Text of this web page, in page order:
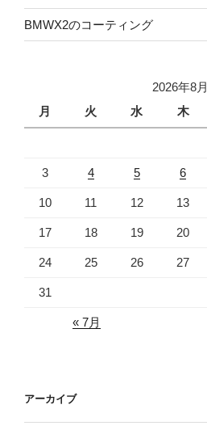
BMWX2のコーティング
2026年8月
月
火 水 木
3 4 5 6
10 11 12 13
17 18 19 20
24 25 26 27
31
« 7月
アーカイブ